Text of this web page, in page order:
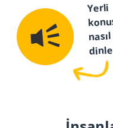
Yerli
dinle